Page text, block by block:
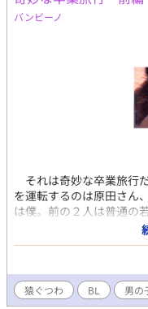
バンビーノ
それは奇妙な卒業旅行
を運転するのは原田さん
は僕。前の２人は普通の
冬なのにデニム短パン姿
げられ、両脚も縛られて
僕が原田さんと出会っ
の夜のスナックだった。
しながら映画を撮ってい
始めたばかりの僕はお金
猿ぐつわ BL 男の